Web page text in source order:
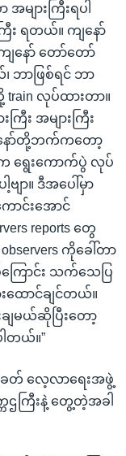
ျားကြီးရပါ
ြီး ရတယ်။ ကျနော်
နော် တော်တော်
ဘာဖြစ်ရင် ဘာ
လုပ်ထားတာ။
ြီး အများကြီး
နော်တို့ဘက်ကတော့
ရွေးကောက်ပွဲ လုပ်
ဗျာ။ ဒီအပေါ်မှာ
ာင်းအောင်
reports တွေ
ကိုခေါ်တာ
ြောင်း သက်သေပြ
ထောင်ချင်တယ်။
ျမယ်ဆိုပြီးတော့
တယ်။”
ခတ် လေ့လာရေးအဖွဲ့
ဌကြီးနဲ့ တွေ့တဲ့အခါ